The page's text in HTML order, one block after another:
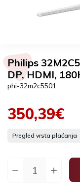
Philips
DP, HDMI,
phi-32m2c5501
350,39€
Pregled vrsta plaćanja